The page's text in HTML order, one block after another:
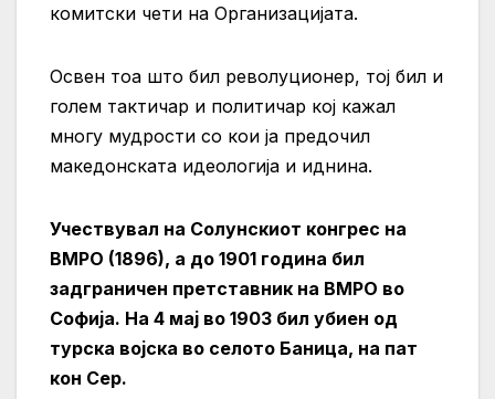
комитски чети на Организацијата.
Освен тоа што бил револуционер, тој бил и
голем тактичар и политичар кој кажал
многу мудрости со кои ја предочил
македонската идеологија и иднина.
Учествувал на Солунскиот конгрес на
ВМРО (1896), а до 1901 година бил
задграничен претставник на ВМРО во
Софија. На 4 мај во 1903 бил убиен од
турска војска во селото Баница, на пат
кон Сер.